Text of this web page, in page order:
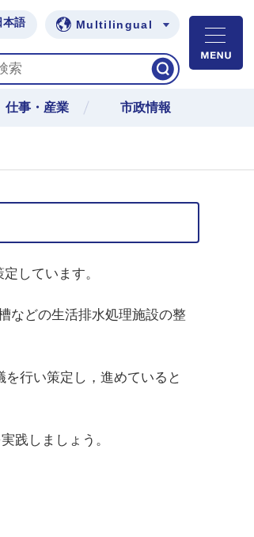
本語 Multilingual
仕事・産業 市政情報
しています。
などの生活排水処理施設の整
行い策定し，進めていると
践しましょう。